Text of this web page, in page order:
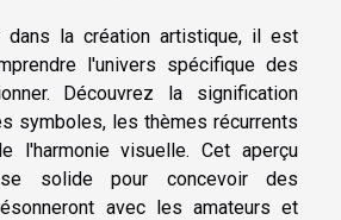
dans la création artistique, il est
l'univers spécifique des
Découvrez la signification
symboles, les thèmes récurrents
l'harmonie visuelle. Cet aperçu
solide pour concevoir des
avec les amateurs et